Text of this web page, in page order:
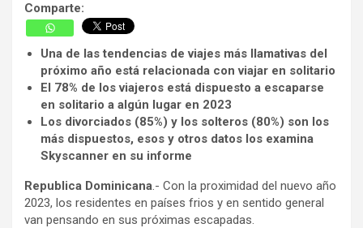
Comparte:
Una de las tendencias de viajes más llamativas del
próximo año está relacionada con viajar en solitario
El 78% de los viajeros está dispuesto a escaparse
en solitario a algún lugar en 2023
Los divorciados (85%) y los solteros (80%) son los
más dispuestos, esos y otros datos los examina
Skyscanner en su informe
Republica Dominicana.- Con la proximidad del nuevo año
2023, los residentes en países frios y en sentido general
van pensando en sus próximas escapadas.